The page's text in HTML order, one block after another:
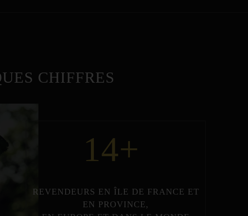
CHIFFRES
14+
REVENDEURS EN ÎLE DE FRANCE ET
EN PROVINCE,